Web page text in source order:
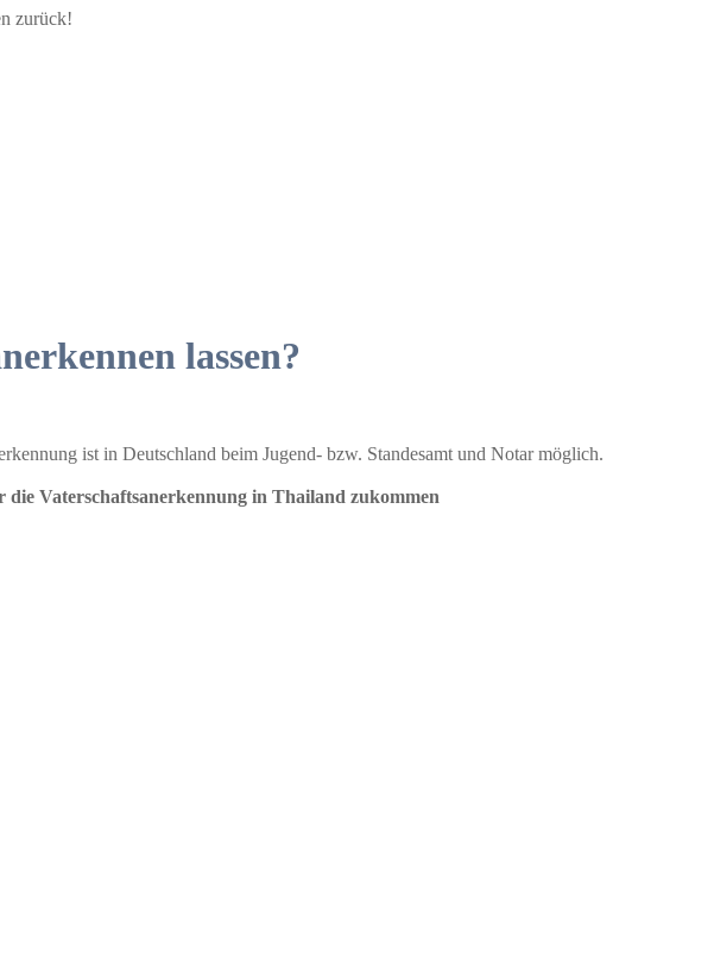
zurück!
lassen?
ist in Deutschland beim Jugend- bzw. Standesamt und Notar möglich.
Vaterschaftsanerkennung in Thailand zukommen